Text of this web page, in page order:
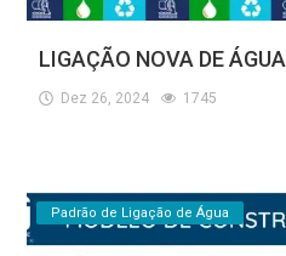
Estrutura
Contato
LIGAÇÃO NOVA DE ÁGUA
Dez 26, 2024 1745
Padrão de Ligação de Água